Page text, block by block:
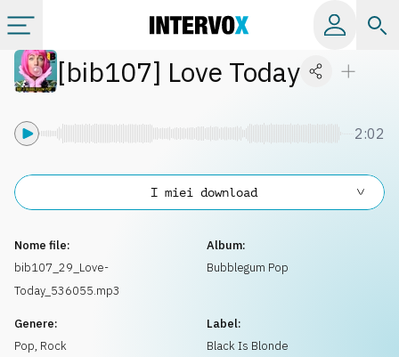
Categorie
Album
Playlist
Licenze
Info
[bib107] Love Today
2:02
Nome file:
bib107_29_Love-
Today_536055.mp3
Album:
Bubblegum Pop
Genere:
Pop, Rock
Label:
Black Is Blonde
I miei download